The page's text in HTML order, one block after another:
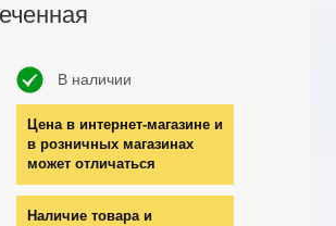
В наличии
Цена в интернет-магазине и
в розничных магазинах
может отличаться
Наличие товара и